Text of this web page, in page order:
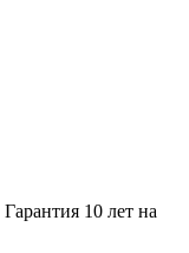
Гарантия 10 лет на